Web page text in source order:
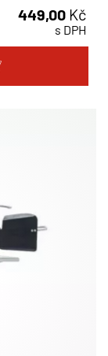
449,00 Kč
s DPH